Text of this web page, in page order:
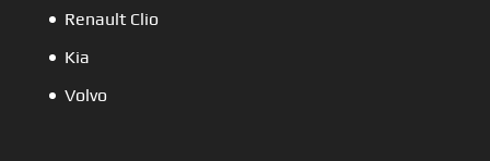
Renault Clio
Kia
Volvo